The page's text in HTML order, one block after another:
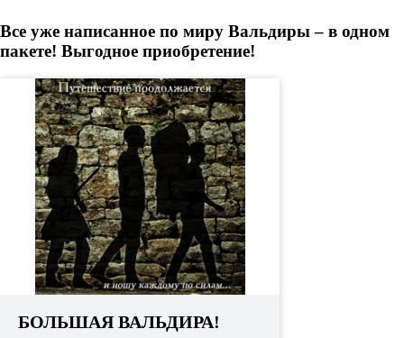
Все уже написанное по миру Вальдиры – в одном
пакете! Выгодное приобретение!
БОЛЬШАЯ ВАЛЬДИРА!